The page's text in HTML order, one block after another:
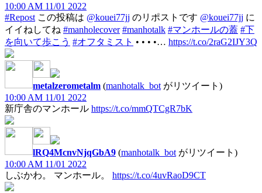
10:00 AM 11/01 2022
#Repost この投稿は @kouei77jj のリポストです @kouei77jj に
イイねしてね #manholecover #manhotalk #マンホールの蓋 #下
を向いて歩こう #オフタミスト • • • •… https://t.co/2raG2IJY3Q
metalzerometalm (manhotalk_bot がリツイート)
10:00 AM 11/01 2022
新庁舎のマンホール https://t.co/mmQTCgR7bK
lRQ4McnvNjqGbA9 (manhotalk_bot がリツイート)
10:00 AM 11/01 2022
しぶかわ。 マンホール。 https://t.co/4uvRaoD9CT